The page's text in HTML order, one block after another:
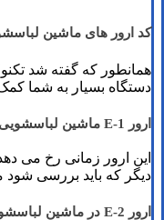
کد ارور های ماشین
همانطور که گفته شد
دستگاه بسیار به شما
ارور E-1 ماشین لباسشویی کنوو
این ارور زمانی رخ می
دیگر که باید بررسی
ارور E-2 در ماشین لباسشویی کنوود